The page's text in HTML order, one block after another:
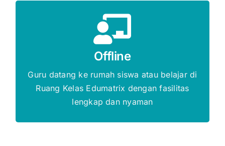
Offline
Guru datang ke rumah siswa atau belajar di
Ruang Kelas Edumatrix dengan fasilitas
lengkap dan nyaman
Gratis Biaya Pendaftaran
DAFTAR SEKARANG